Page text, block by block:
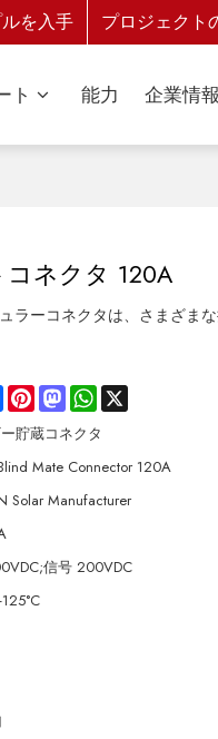
を入手 プロジェクト
ト 能力 企業情報
ネクタ 120A
ラーコネクタは、さまざま
FacebookPinterestMastodonWhatsApp
貯蔵コネクタ
Mate Connector 120A
Solar Manufacturer
信号 200VDC